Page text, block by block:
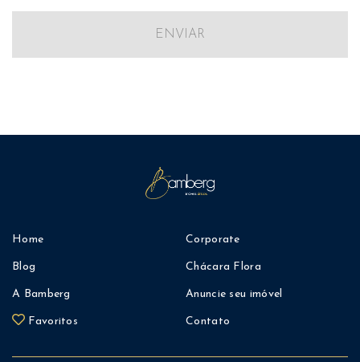
ENVIAR
Home
Blog
A Bamberg
Favoritos
Corporate
Chácara Flora
Anuncie seu imóvel
Contato